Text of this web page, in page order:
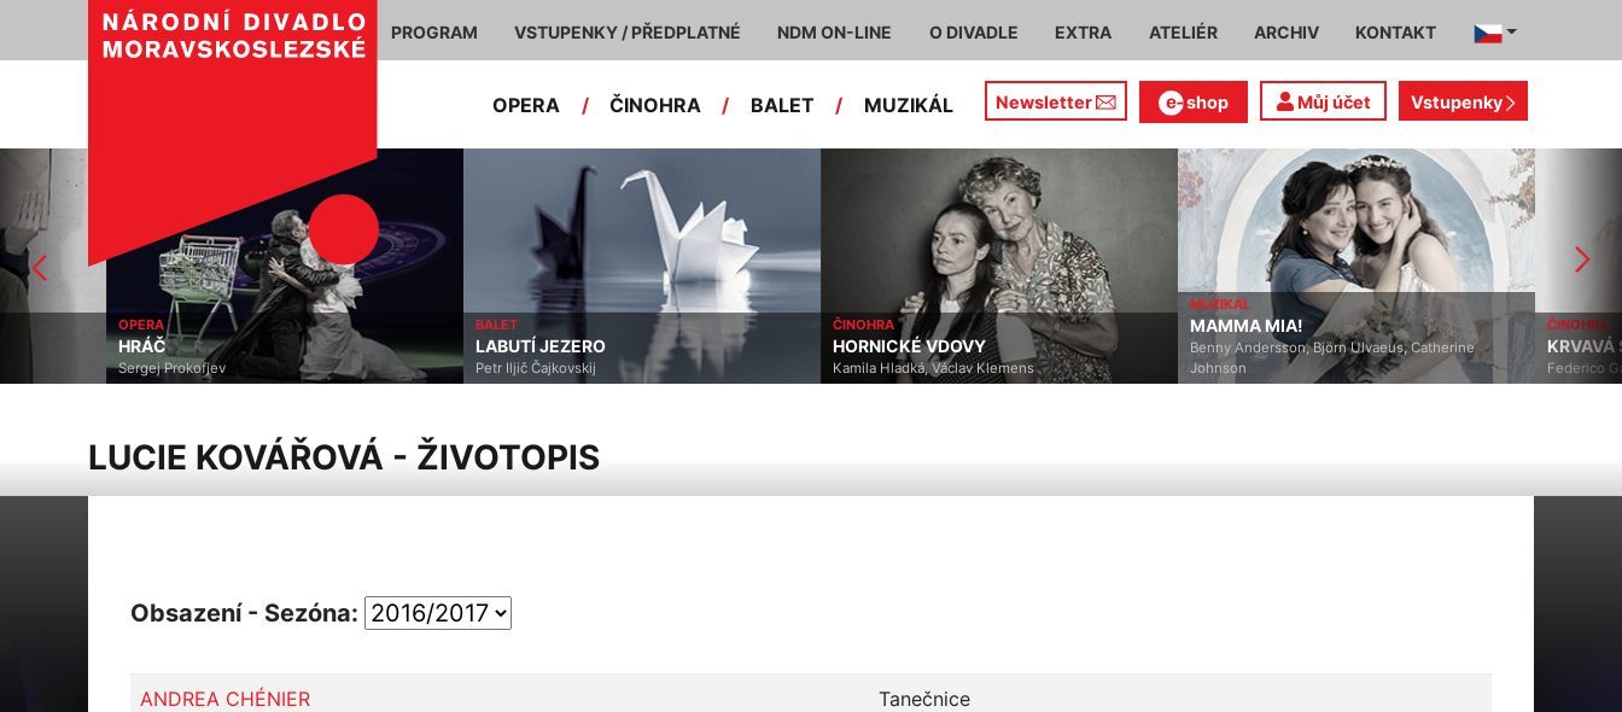
PROGRAM VSTUPENKY / PŘEDPLATNÉ NDM ON-LINE O DIVADLE EXTRA ATELIÉR ARCHIV KONTAKT
OPERA / ČINOHRA / BALET / MUZIKÁL Newsletter shop Můj účet Vstupenky
HRÁČ
Sergej Prokofjev
LABUTÍ JEZERO
Petr Iljič Čajkovskij
ČINOHRA
HORNICKÉ VDOVY
Kamila Hladká, Václav Klemens
MUZIKÁL
MAMMA MIA!
Benny Andersson, Björn Ulvaeus, Catherine
Johnson
ČINOHRA
KRVAVÁ SVATBA
Federico García Lorca
LUCIE KOVÁŘOVÁ - ŽIVOTOPIS
Obsazení - Sezóna:
ANDREA CHÉNIER Tanečnice